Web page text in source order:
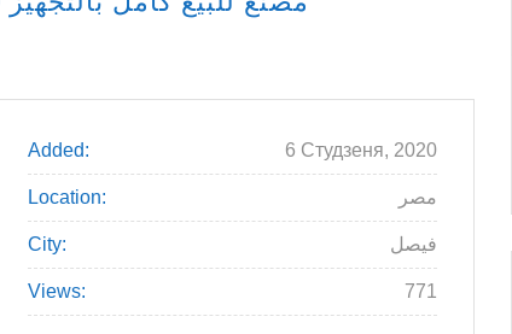
Added: 6 Студзеня, 2020
Location: مصر
City: فيصل
Views: 771